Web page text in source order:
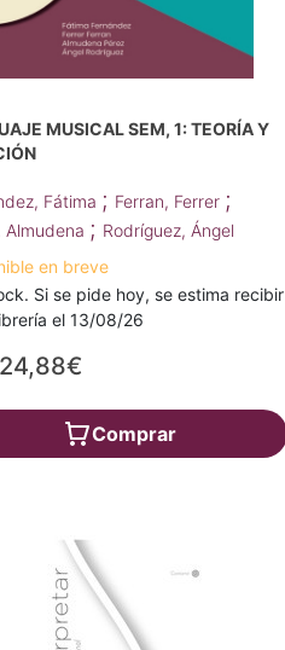
MUSICAL SEM, 1: TEORÍA Y
Fátima ; Ferran, Ferrer ;
Almudena ; Rodríguez, Ángel
en breve
Si se pide hoy, se estima recibir
el 13/08/26
24,88€
Comprar